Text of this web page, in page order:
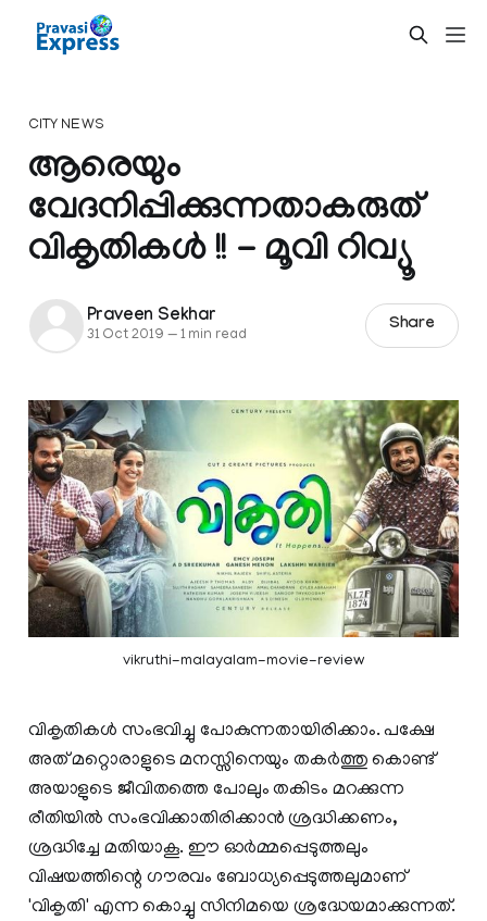
CITY NEWS
ആരെയും
വേദനിപ്പിക്കുന്നതാകരുത്
വികൃതികൾ !! - മൂവി റിവ്യൂ
Praveen Sekhar
31 Oct 2019 —1 min read
Share
vikruthi-malayalam-movie-review
വികൃതികൾ സംഭവിച്ചു പോകുന്നതായിരിക്കാം. പക്ഷേ
അത് മറ്റൊരാളുടെ മനസ്സിനെയും തകർത്തു കൊണ്ട്
അയാളുടെ ജീവിതത്തെ പോലും തകിടം മറക്കുന്ന
രീതിയിൽ സംഭവിക്കാതിരിക്കാൻ ശ്രദ്ധിക്കണം,
ശ്രദ്ധിച്ചേ മതിയാകൂ. ഈ ഓർമ്മപ്പെടുത്തലും
വിഷയത്തിന്റെ ഗൗരവം ബോധ്യപ്പെടുത്തലുമാണ്
'വികൃതി' എന്ന കൊച്ചു സിനിമയെ ശ്രദ്ധേയമാക്കുന്നത്.